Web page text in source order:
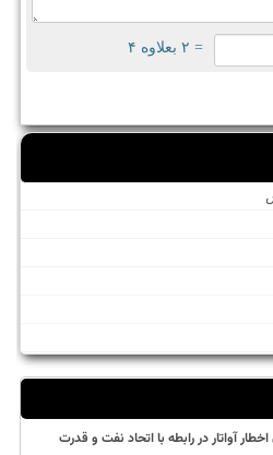
= ۲ بعلاوه ۴
اخطار آواتار در رابطه با اتحاد نفت و قدرت